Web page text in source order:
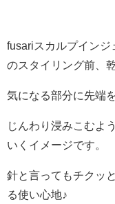
fusariスカルプインジ
のスタイリング前、
気になる部分に先端
じんわり浸みこむよ
いくイメージです。
針と言ってもチクッ
る使い心地♪